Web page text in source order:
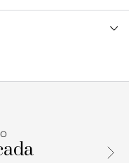
com costuras
longa regulável e
marca na capa